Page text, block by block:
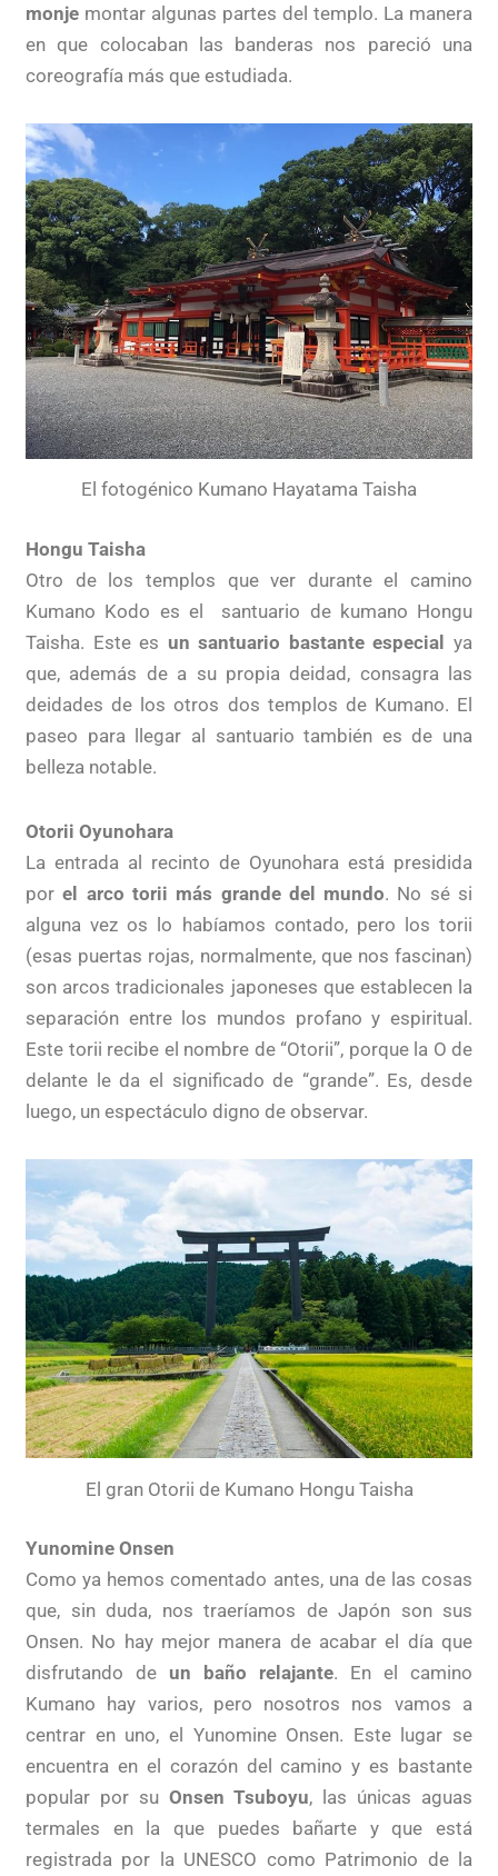
monje montar algunas partes del templo. La manera
en que colocaban las banderas nos pareció una
coreografía más que estudiada.
El fotogénico Kumano Hayatama Taisha
Hongu Taisha
Otro de los templos que ver durante el camino
Kumano Kodo es el santuario de kumano Hongu
Taisha. Este es un santuario bastante especial ya
que, además de a su propia deidad, consagra las
deidades de los otros dos templos de Kumano. El
paseo para llegar al santuario también es de una
belleza notable.
Otorii Oyunohara
La entrada al recinto de Oyunohara está presidida
porel arco torii más grande del mundo. No sé si
alguna vez os lo habíamos contado, pero los torii
(esas puertas rojas, normalmente, que nos fascinan)
son arcos tradicionales japoneses que establecen la
separación entre los mundos profano y espiritual.
Este torii recibe el nombre de “Otorii”, porque la O de
delante le da el significado de “grande”. Es, desde
luego, un espectáculo digno de observar.
El gran Otorii de Kumano Hongu Taisha
Yunomine Onsen
Como ya hemos comentado antes, una de las cosas
que, sin duda, nos traeríamos de Japón son sus
Onsen. No hay mejor manera de acabar el día que
disfrutando de un baño relajante. En el camino
Kumano hay varios, pero nosotros nos vamos a
centrar en uno, el Yunomine Onsen. Este lugar se
encuentra en el corazón del camino y es bastante
popular por su Onsen Tsuboyu, las únicas aguas
termales en la que puedes bañarte y que está
registrada por la UNESCO como Patrimonio de la